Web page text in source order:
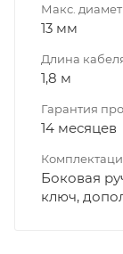
Макс.
13 мм
Длина
1,8 м
Гарантия
14 месяцев
Боковая
ключ,